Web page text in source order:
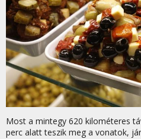
Most a mintegy 620 kilométeres
perc alatt teszik meg a vonatok,